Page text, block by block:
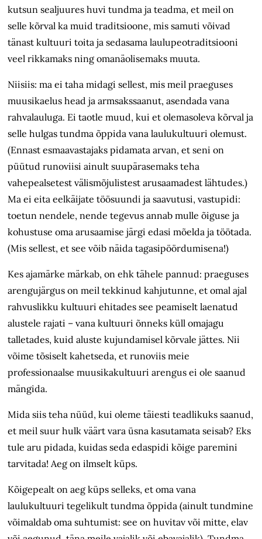
kutsun sealjuures huvi tundma ja teadma, et meil on
selle kõrval ka muid traditsioone, mis samuti võivad
tänast kultuuri toita ja sedasama laulupeotraditsiooni
veel rikkamaks ning omanäolisemaks muuta.
Niisiis: ma ei taha midagi sellest, mis meil praeguses
muusikaelus head ja armsakssaanut, asendada vana
rahva­lauluga. Ei taotle muud, kui et olemasoleva kõrval ja
selle hulgas tundma õppida vana laulukultuuri olemust.
(Ennast esmaavastajaks pidamata arvan, et seni on
püütud runoviisi ainult suupärasemaks teha
vahepealsetest välismõjulistest arusaamadest lähtudes.)
Ma ei eita eelkäijate töösuundi ja saavutusi, vastupidi:
toetun nendele, nende tegevus annab mulle õiguse ja
kohustuse oma arusaamise järgi edasi mõelda ja töötada.
(Mis sellest, et see võib näida tagasipöördumisena!)
Kes ajamärke märkab, on ehk tähele pannud: praeguses
arengujärgus on meil tekkinud kahjutunne, et omal ajal
rahvuslikku kultuuri ehitades see peamiselt laenatud
alustele rajati – vana kultuuri õnneks küll omajagu
talletades, kuid aluste kujundamisel kõrvale jättes. Nii
võime tõsiselt kahetseda, et runoviis meie
professionaalse muusikakultuuri arengus ei ole saanud
mängida.
Mida siis teha nüüd, kui oleme täiesti teadlikuks saanud,
et meil suur hulk väärt vara üsna kasutamata seisab? Eks
tule aru pidada, kuidas seda edaspidi kõige paremini
tarvitada! Aeg on ilmselt küps.
Kõigepealt on aeg küps selleks, et oma vana
laulukultuuri tegelikult tundma õppida (ainult tundmine
võimaldab oma suhtumist: see on huvitav või mitte, elav